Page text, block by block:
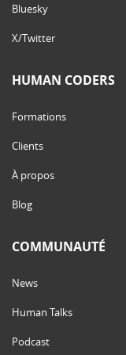
Bluesky
X/Twitter
HUMAN CODERS
Formations
Clients
À propos
Blog
COMMUNAUTÉ
News
Human Talks
Podcast